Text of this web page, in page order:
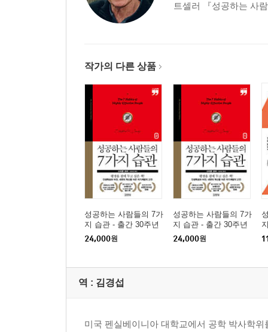
관심의 원/영향력의 원
기대와 결의
주도성의 개발을 위한 30일간의 실험
습관 1의 적용을 위한 제언
습관 2 끝을 생각하며 시작하라
"끝을 생각하며 시작하라"는 무엇을 의미하는가?
모든 것은 두 번 창조된다
자기 설계와 다른 사람의 설계
리더십과 관리능력, 두 개의 창조
새로운 각본을 써라, 자신에 대해 첫 번째 창조라가
각종 생활 중심
자기 사명서의 작성 및 활용방법
트셀러 『성공하는 사
작가의 다른 상품
성공하는 사람들의 7가
지 습관 - 출간 30주년
뉴에디션2 (큰글자책)
24,000원
성공하는 사람들의 7가
지 습관 - 출간 30주년
뉴에디션1 (큰글자책)
24,000원
역 : 김경섭
미국 펜실베이니아 대학교에서 공학 박사학